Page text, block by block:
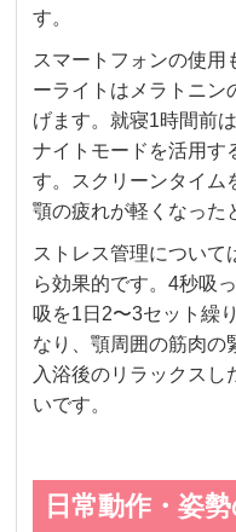
す。
スマートフォンの使用
ーライトはメラトニン
げます。就寝1時間前
ナイトモードを活用す
す。スクリーンタイム
顎の疲れが軽くなった
ストレス管理について
ら効果的です。4秒吸
吸を1日2〜3セット繰
なり、顎周囲の筋肉の
入浴後のリラックスし
いです。
日常動作・姿